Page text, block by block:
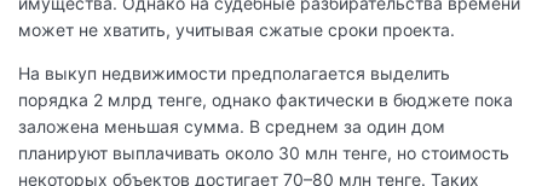
может не хватить, учитывая сжатые сроки проекта.
На выкуп недвижимости предполагается выделить
порядка 2 млрд тенге, однако фактически в бюджете пока
заложена меньшая сумма. В среднем за один дом
планируют выплачивать около 30 млн тенге, но стоимость
некоторых объектов достигает 70–80 млн тенге. Таких